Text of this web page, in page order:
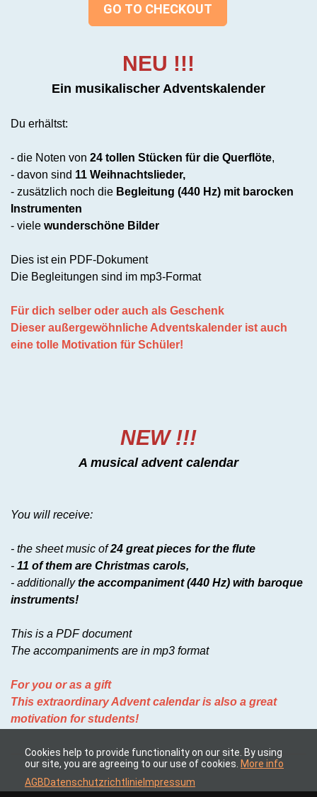
GO TO CHECKOUT
NEU !!!
Ein musikalischer Adventskalender
Du erhältst:
- die Noten von 24 tollen Stücken für die Querflöte,
- davon sind 11 Weihnachtslieder,
- zusätzlich noch die Begleitung (440 Hz) mit barocken
Instrumenten
- viele wunderschöne Bilder
Dies ist ein PDF-Dokument
Die Begleitungen sind im mp3-Format
Für dich selber oder auch als Geschenk
Dieser außergewöhnliche Adventskalender ist auch
eine tolle Motivation für Schüler!
NEW !!!
A musical advent calendar
You will receive:
- the sheet music of24 great pieces for the flute
- 11 of them are Christmas carols,
- additionallythe accompaniment (440 Hz) with baroque
instruments!
This is a PDF document
The accompaniments are in mp3 format
For you or as a gift
This extraordinary Advent calendar is also a great
motivation for students!
Cookies help to provide functionality on our site. By using
our site, you are agreeing to our use of cookies. More info
AGBDatenschutzrichtlinie Impressum